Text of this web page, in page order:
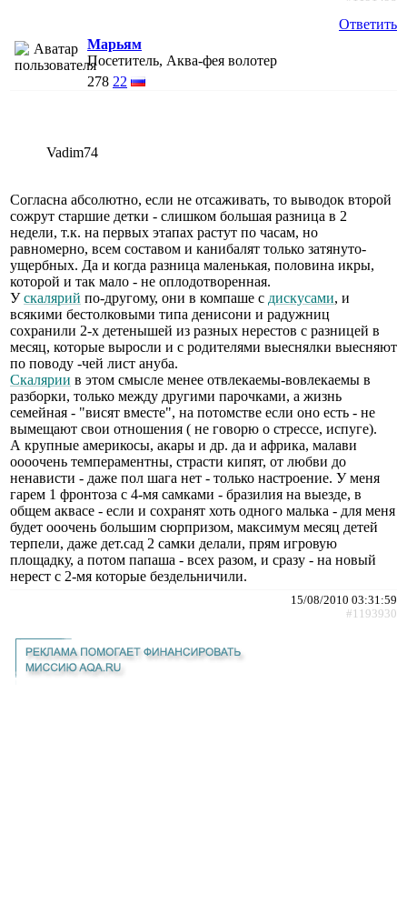
Ответить
Марьям
Посетитель, Аква-фея волотер
278 22
Vadim74
Согласна абсолютно, если не отсаживать, то выводок второй
сожрут старшие детки - слишком большая разница в 2
недели, т.к. на первых этапах растут по часам, но
равномерно, всем составом и канибалят только затянуто-
ущербных. Да и когда разница маленькая, половина икры,
которой и так мало - не оплодотворенная.
Ускалярий по-другому, они в компаше с дискусами, и
всякими бестолковыми типа денисони и радужниц
сохранили 2-х детенышей из разных нерестов с разницей в
месяц, которые выросли и с родителями выеснялки выесняют
по поводу -чей лист ануба.
Скалярии в этом смысле менее отвлекаемы-вовлекаемы в
разборки, только между другими парочками, а жизнь
семейная - "висят вместе", на потомстве если оно есть - не
вымещают свои отношения ( не говорю о стрессе, испуге).
А крупные америкосы, акары и др. да и африка, малави
оооочень темпераментны, страсти кипят, от любви до
ненависти - даже пол шага нет - только настроение. У меня
гарем 1 фронтоза с 4-мя самками - бразилия на выезде, в
общем аквасе - если и сохранят хоть одного малька - для меня
будет ооочень большим сюрпризом, максимум месяц детей
терпели, даже дет.сад 2 самки делали, прям игровую
площадку, а потом папаша - всех разом, и сразу - на новый
нерест с 2-мя которые бездельничили.
15/08/2010 03:31:59
#1193930